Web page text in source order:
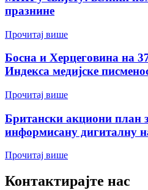
празнине
Прочитај више
Босна и Херцеговина на
Индекса медијске
Прочитај више
Британски акциони план
информисану дигиталну
Прочитај више
Контактирајте нас